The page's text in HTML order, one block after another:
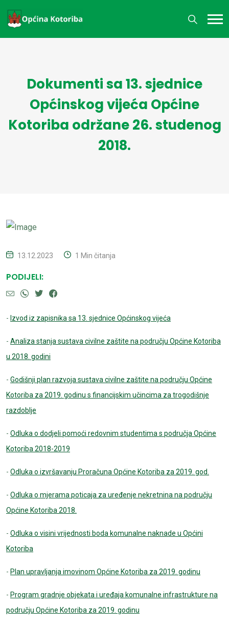
Dokumenti sa 13. sjednice
Općinskog vijeća Općine
Kotoriba održane 26. studenog
2018.
13.12.2023 1 Min čitanja
PODIJELI:
- Izvod iz zapisnika sa 13. sjednice Općinskog vijeća
- Analiza stanja sustava civilne zaštite na području Općine Kotoriba
u 2018. godini
- Godišnji plan razvoja sustava civilne zaštite na području Općine
Kotoriba za 2019. godinu s financijskim učincima za trogodišnje
razdoblje
- Odluka o dodjeli pomoći redovnim studentima s područja Općine
Kotoriba 2018-2019
- Odluka o izvršavanju Proračuna Općine Kotoriba za 2019. god.
- Odluka o mjerama poticaja za uređenje nekretnina na području
Općine Kotoriba 2018.
- Odluka o visini vrijednosti boda komunalne naknade u Općini
Kotoriba
- Plan upravljanja imovinom Općine Kotoriba za 2019. godinu
- Program gradnje objekata i uređaja komunalne infrastrukture na
području Općine Kotoriba za 2019. godinu